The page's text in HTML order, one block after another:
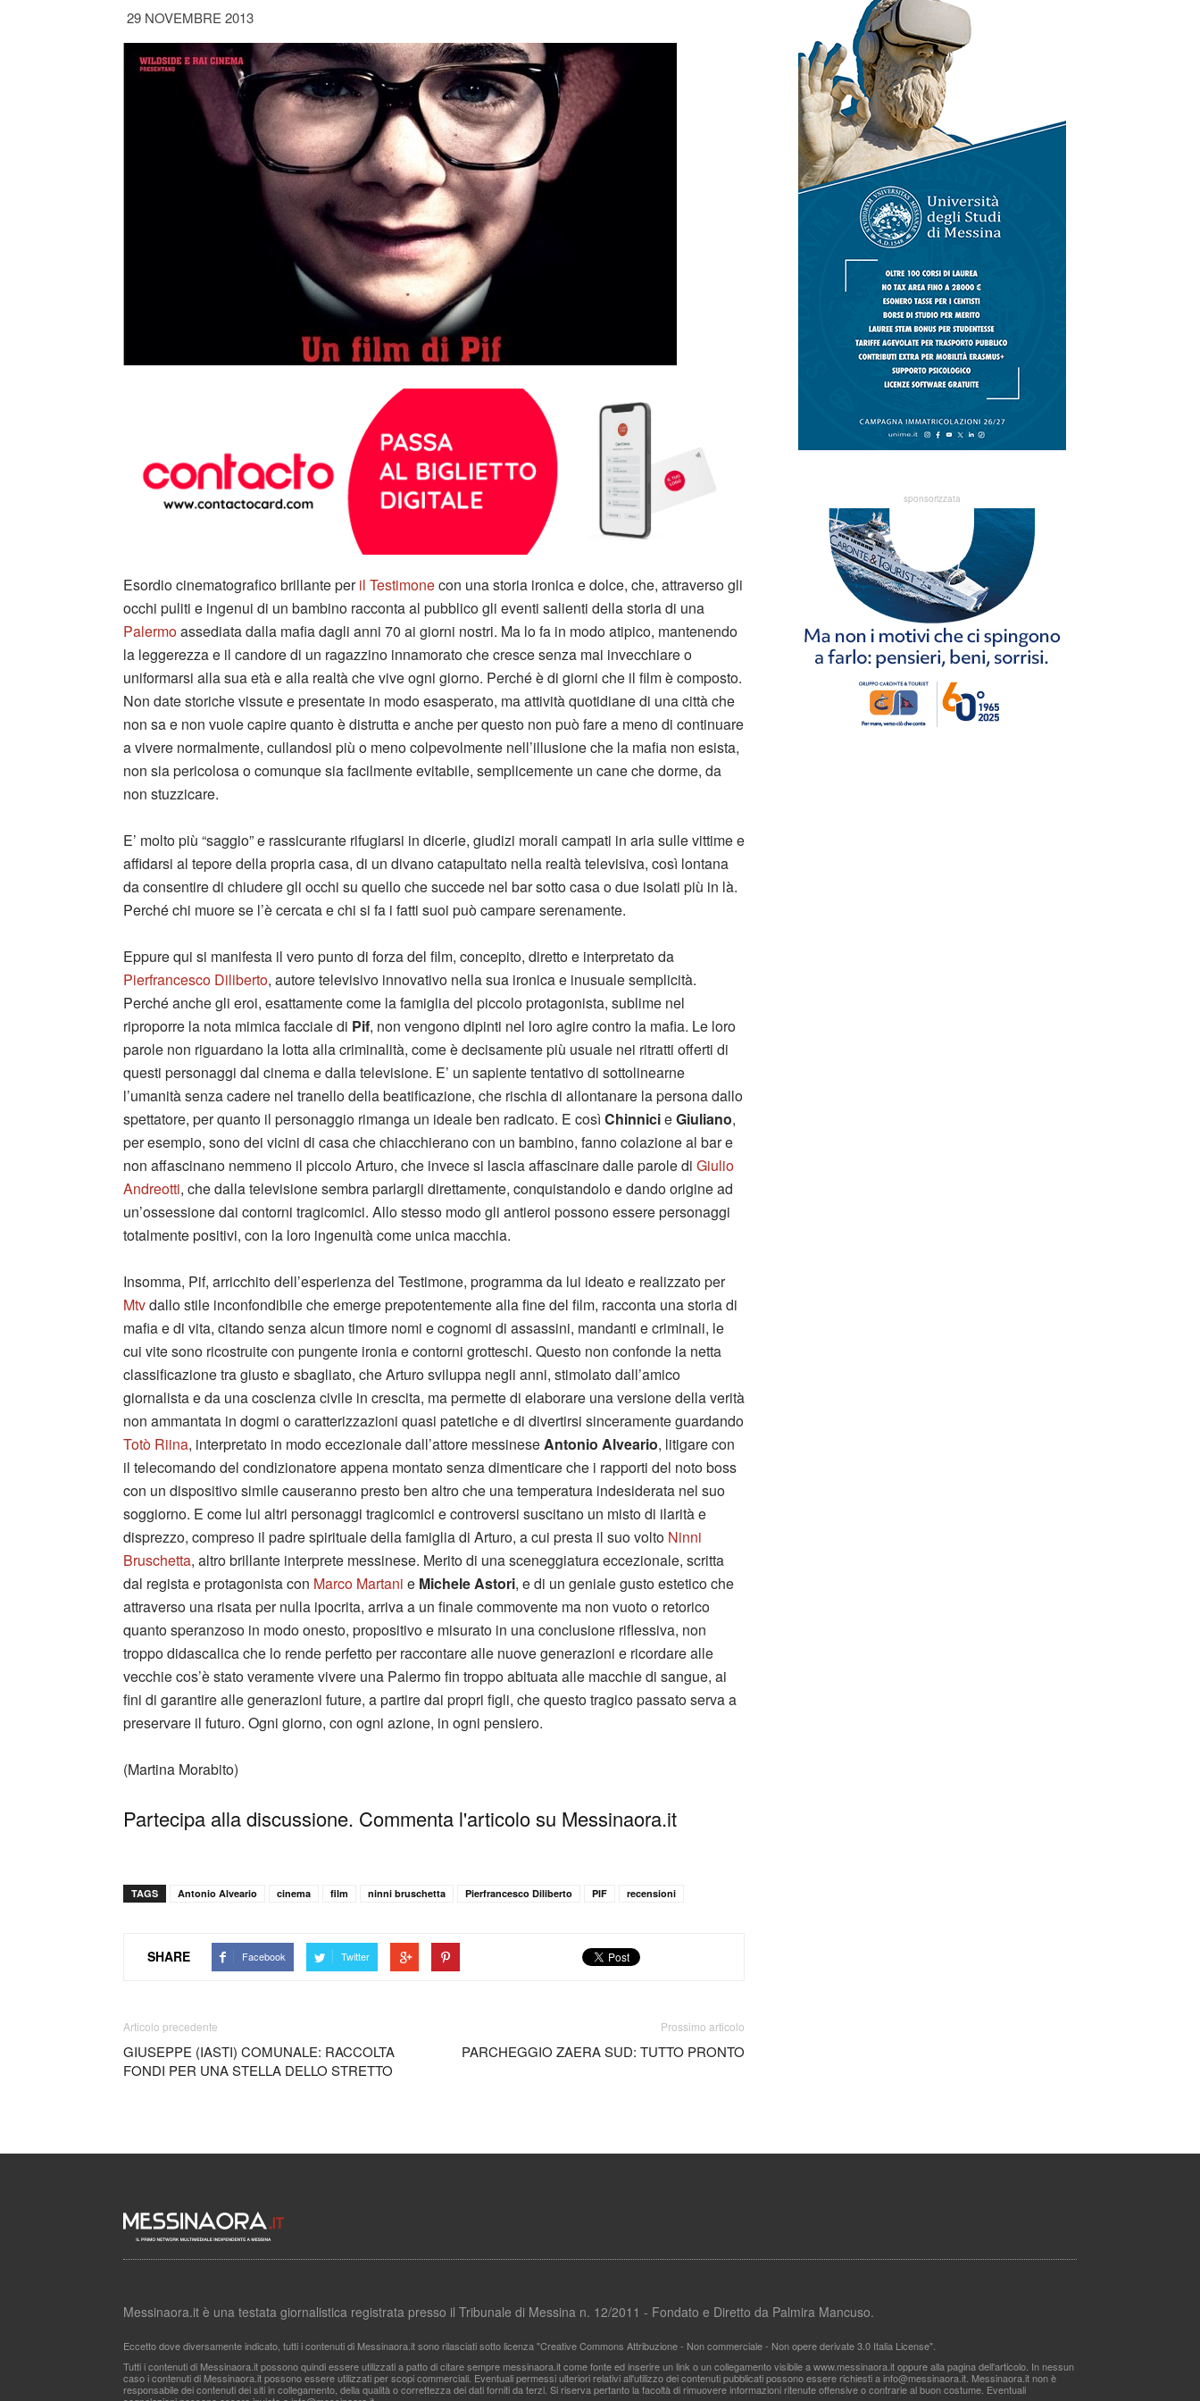
29 NOVEMBRE 2013
Esordio cinematografico brillante peril Testimonecon una storia ironica e dolce, che, attraverso gli
occhi puliti e ingenui di un bambino racconta al pubblico gli eventi salienti della storia di una
Palermoassediata dalla mafia dagli anni 70 ai giorni nostri. Ma lo fa in modo atipico, mantenendo
la leggerezza e il candore di un ragazzino innamorato che cresce senza mai invecchiare o
uniformarsi alla sua età e alla realtà che vive ogni giorno. Perché è di giorni che il film è composto.
Non date storiche vissute e presentate in modo esasperato, ma attività quotidiane di una città che
non sa e non vuole capire quanto è distrutta e anche per questo non può fare a meno di continuare
a vivere normalmente, cullandosi più o meno colpevolmente nell’illusione che la mafia non esista,
non sia pericolosa o comunque sia facilmente evitabile, semplicemente un cane che dorme, da
non stuzzicare.
E’ molto più “saggio” e rassicurante rifugiarsi in dicerie, giudizi morali campati in aria sulle vittime e
affidarsi al tepore della propria casa, di un divano catapultato nella realtà televisiva, così lontana
da consentire di chiudere gli occhi su quello che succede nel bar sotto casa o due isolati più in là.
Perché chi muore se l’è cercata e chi si fa i fatti suoi può campare serenamente.
Eppure qui si manifesta il vero punto di forza del film, concepito, diretto e interpretato da
Pierfrancesco Diliberto, autore televisivo innovativo nella sua ironica e inusuale semplicità.
Perché anche gli eroi, esattamente come la famiglia del piccolo protagonista, sublime nel
riproporre la nota mimica facciale di Pif, non vengono dipinti nel loro agire contro la mafia. Le loro
parole non riguardano la lotta alla criminalità, come è decisamente più usuale nei ritratti offerti di
questi personaggi dal cinema e dalla televisione. E’ un sapiente tentativo di sottolinearne
l’umanità senza cadere nel tranello della beatificazione, che rischia di allontanare la persona dallo
spettatore, per quanto il personaggio rimanga un ideale ben radicato. E così ChinnicieGiuliano,
per esempio, sono dei vicini di casa che chiacchierano con un bambino, fanno colazione al bar e
non affascinano nemmeno il piccolo Arturo, che invece si lascia affascinare dalle parole di Giulio
Andreotti, che dalla televisione sembra parlargli direttamente, conquistandolo e dando origine ad
un’ossessione dai contorni tragicomici. Allo stesso modo gli antieroi possono essere personaggi
totalmente positivi, con la loro ingenuità come unica macchia.
Insomma, Pif, arricchito dell’esperienza del Testimone, programma da lui ideato e realizzato per
Mtvdallo stile inconfondibile che emerge prepotentemente alla fine del film, racconta una storia di
mafia e di vita, citando senza alcun timore nomi e cognomi di assassini, mandanti e criminali, le
cui vite sono ricostruite con pungente ironia e contorni grotteschi. Questo non confonde la netta
classificazione tra giusto e sbagliato, che Arturo sviluppa negli anni, stimolato dall’amico
giornalista e da una coscienza civile in crescita, ma permette di elaborare una versione della verità
non ammantata in dogmi o caratterizzazioni quasi patetiche e di divertirsi sinceramente guardando
Totò Riina, interpretato in modo eccezionale dall’attore messinese Antonio Alveario, litigare con
il telecomando del condizionatore appena montato senza dimenticare che i rapporti del noto boss
con un dispositivo simile causeranno presto ben altro che una temperatura indesiderata nel suo
soggiorno. E come lui altri personaggi tragicomici e controversi suscitano un misto di ilarità e
disprezzo, compreso il padre spirituale della famiglia di Arturo, a cui presta il suo volto Ninni
Bruschetta, altro brillante interprete messinese. Merito di una sceneggiatura eccezionale, scritta
dal regista e protagonista con Marco Martani e Michele Astori, e di un geniale gusto estetico che
attraverso una risata per nulla ipocrita, arriva a un finale commovente ma non vuoto o retorico
quanto speranzoso in modo onesto, propositivo e misurato in una conclusione riflessiva, non
troppo didascalica che lo rende perfetto per raccontare alle nuove generazioni e ricordare alle
vecchie cos’è stato veramente vivere una Palermo fin troppo abituata alle macchie di sangue, ai
fini di garantire alle generazioni future, a partire dai propri figli, che questo tragico passato serva a
preservare il futuro. Ogni giorno, con ogni azione, in ogni pensiero.
(Martina Morabito)
Partecipa alla discussione. Commenta l'articolo su Messinaora.it
TAGS Antonio Alveario cinema film ninni bruschetta Pierfrancesco Diliberto PIF recensioni
SHARE Facebook Twitter
Articolo precedente
GIUSEPPE (IASTI) COMUNALE: RACCOLTA
FONDI PER UNA STELLA DELLO STRETTO
Prossimo articolo
PARCHEGGIO ZAERA SUD: TUTTO PRONTO
sponsorizzata
Messinaora.it è una testata giornalistica registrata presso il Tribunale di Messina n. 12/2011 - Fondato e Diretto da Palmira Mancuso.
Eccetto dove diversamente indicato, tutti i contenuti di Messinaora.it sono rilasciati sotto licenza "Creative Commons Attribuzione - Non commerciale - Non opere derivate 3.0 Italia License".
Tutti i contenuti di Messinaora.it possono quindi essere utilizzati a patto di citare sempre messinaora.it come fonte ed inserire un link o un collegamento visibile a www.messinaora.it oppure alla pagina dell'articolo. In nessun
caso i contenuti di Messinaora.it possono essere utilizzati per scopi commerciali. Eventuali permessi ulteriori relativi all'utilizzo dei contenuti pubblicati possono essere richiesti ainfo@messinaora.it . Messinaora.it non è
responsabile dei contenuti dei siti in collegamento, della qualità o correttezza dei dati forniti da terzi. Si riserva pertanto la facoltà di rimuovere informazioni ritenute offensive o contrarie al buon costume. Eventuali